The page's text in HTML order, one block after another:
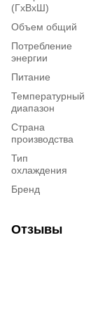
(ГхВхШ)
Объем общий
Потребление
энергии
Питание
Температурный
диапазон
Страна
производства
Тип
охлаждения
Бренд
Отзывы